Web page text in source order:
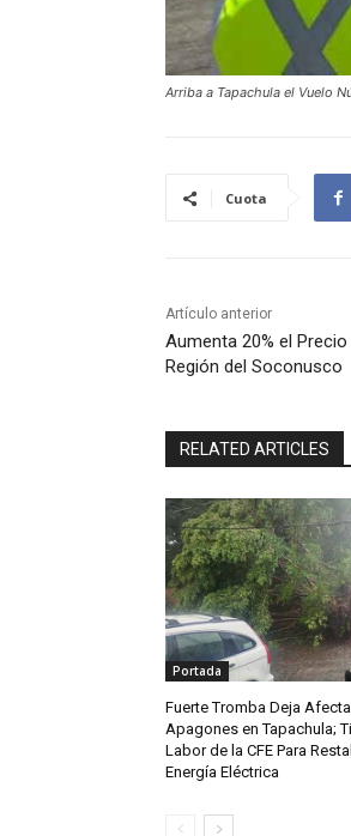
Arriba a Tapachula el Vuelo
Cuota
Artículo anterior
Aumenta 20% el
Región del Soconusco
RELATED ARTICLES
Portada
Fuerte Tromba Deja
Apagones en Tapachula;
Labor de la CFE Para
Energía Eléctrica